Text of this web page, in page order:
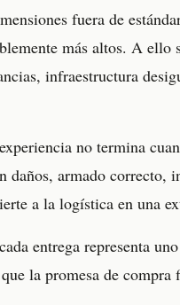
fuera de
más altos. A
infraestructura
no termina
daños, armado
a la logística en una
entrega representa
la promesa de